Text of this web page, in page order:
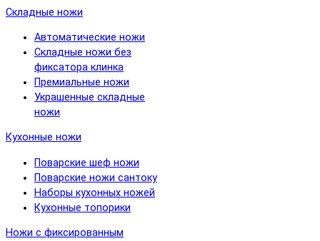
Складные ножи
Автоматические ножи
Складные ножи без
фиксатора клинка
Премиальные ножи
Украшенные складные
ножи
Кухонные ножи
Поварские шеф ножи
Поварские ножи сантоку
Наборы кухонных ножей
Кухонные топорики
Ножи с фиксированным